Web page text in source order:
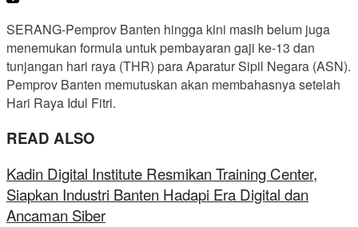
SERANG-Pemprov Banten hingga kini masih belum juga
menemukan formula untuk pembayaran gaji ke-13 dan
tunjangan hari raya (THR) para Aparatur Sipil Negara (ASN).
Pemprov Banten memutuskan akan membahasnya setelah
Hari Raya Idul Fitri.
READ ALSO
Kadin Digital Institute Resmikan Training Center,
Siapkan Industri Banten Hadapi Era Digital dan
Ancaman Siber